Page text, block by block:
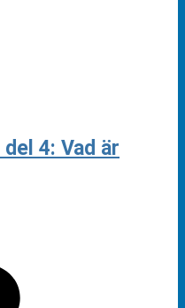
4: Vad är